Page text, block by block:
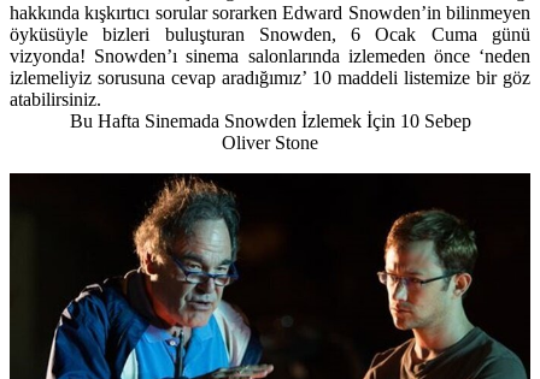
hakkında kışkırtıcı sorular sorarken Edward Snowden’in bilinmeyen
öyküsüyle bizleri buluşturan Snowden,6 Ocak Cuma günü
vizyonda! Snowden’ı sinema salonlarında izlemeden önce ‘neden
izlemeliyiz sorusuna cevap aradığımız’ 10 maddeli listemize bir göz
atabilirsiniz.
Bu Hafta Sinemada Snowden İzlemek İçin 10 Sebep
Oliver Stone